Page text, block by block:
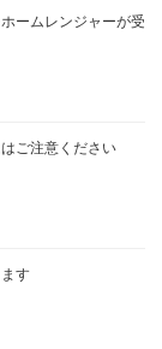
ームレンジャーが受
ご注意ください
す